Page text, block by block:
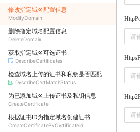
修改指定域名配置信息
ModifyDomain
删除指定域名配置信息
DeleteDomain
获取指定域名可选证书
DescribeCertificates
检查域名上传的证书和私钥是否匹配
DescribeCertMatchStatus
为已添加域名上传证书及私钥信息
CreateCertificate
根据证书ID为指定域名创建证书
CreateCertificateByCertificateId